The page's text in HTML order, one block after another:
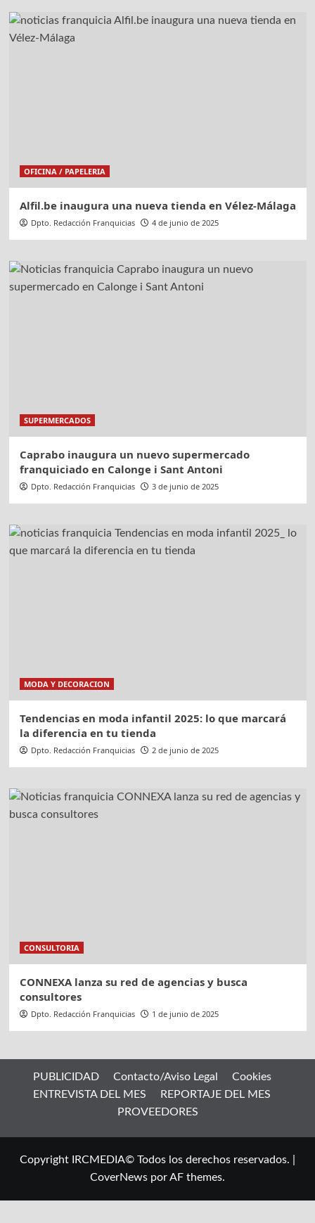
OFICINA / PAPELERIA
Alfil.be inaugura una nueva tienda en Vélez-Málaga
Dpto. Redacción Franquicias 4 de junio de 2025
SUPERMERCADOS
Caprabo inaugura un nuevo supermercado
franquiciado en Calonge i Sant Antoni
Dpto. Redacción Franquicias 3 de junio de 2025
MODA Y DECORACION
Tendencias en moda infantil 2025: lo que marcará
la diferencia en tu tienda
Dpto. Redacción Franquicias 2 de junio de 2025
CONSULTORIA
CONNEXA lanza su red de agencias y busca
consultores
Dpto. Redacción Franquicias 1 de junio de 2025
PUBLICIDAD Contacto/Aviso Legal
Cookies
ENTREVISTA DEL MES
REPORTAJE DEL MES
PROVEEDORES
Copyright IRCMEDIA© Todos los derechos reservados.
CoverNews por AF themes.